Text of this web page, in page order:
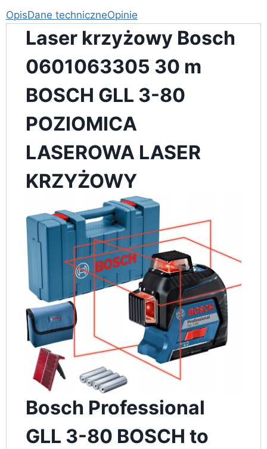
OpisDane techniczneOpinie
Laser krzyżowy Bosch
0601063305 30 m
BOSCH GLL 3-80
POZIOMICA
LASEROWA LASER
KRZYŻOWY
Bosch Professional
GLL 3-80 BOSCH to